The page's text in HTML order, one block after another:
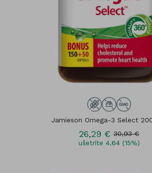
Jamieson Omega-3 Select
26,29 € 30,93 €
ušetríte 4,64 (15%)